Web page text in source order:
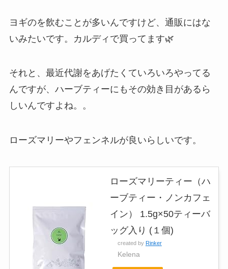
ヨギのを飲むことが多いんですけど、通販にはな
いみたいです。カルディで買ってます🌿
それと、最近代謝をあげたくていろいろやってる
んですが、ハーブティーにもその効き目があるら
しいんですよね。。
ローズマリーやフェンネルが良いらしいです。
ローズマリーティー（ハ
ーブティー・ノンカフェ
イン） 1.5g×50ティーバ
ッグ入り (１個)
created by Rinker
Kelena